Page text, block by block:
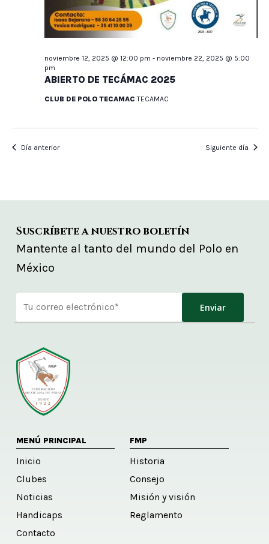
ABIERTO DE TECÁMAC 2025
noviembre 12, 2025 @ 12:00 pm - noviembre 22, 2025 @ 5:00
pm
CLUB DE POLO TECAMACTECAMAC
Día anterior Siguiente día
Suscríbete a nuestro boletín
Mantente al tanto del mundo del Polo en
México
MENÚ PRINCIPAL
Inicio
Clubes
Noticias
Handicaps
Contacto
FMP
Historia
Consejo
Misión y visión
Reglamento